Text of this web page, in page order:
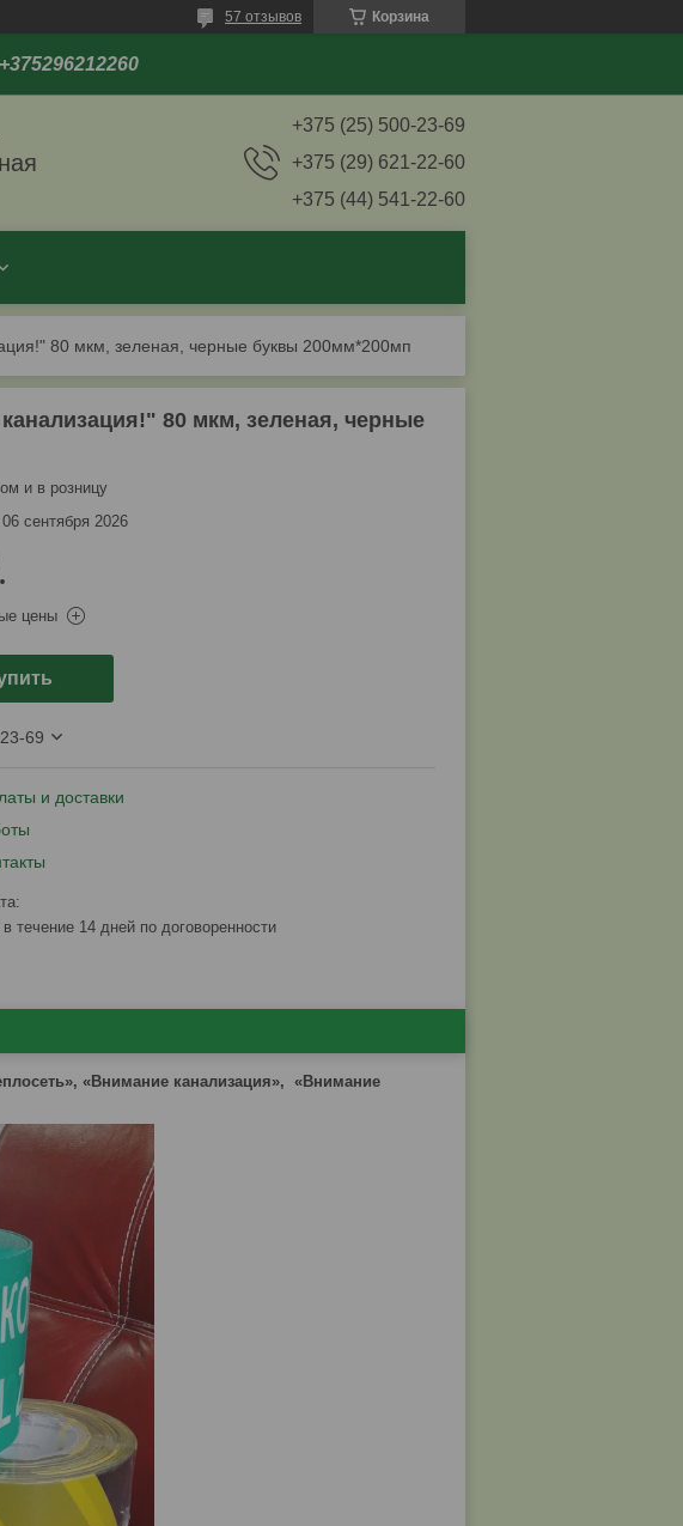
Корзина
57 отзывов
+375 (25) 500-23-69
+375 (29) 621-22-60
+375 (44) 541-22-60
80 мкм, зеленая, черные буквы 200мм*200мп
80 мкм, зеленая, черные
и в розницу
сентября 2026
цены
69
и доставки
в течение 14 дней по договоренности
«Внимание канализация», «Внимание